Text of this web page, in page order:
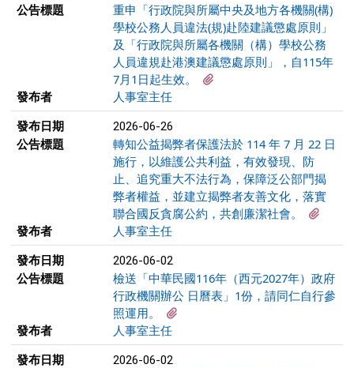
公告標題
重申「行政院與所屬中央及地方各機關(構)
學校公務人員違法(規)赴陸建議懲處原則」
及「行政院與所屬各機關（構）學校公務
人員違規赴港澳建議懲處原則」，自115年
7月1日起生效。
發布者
人事室主任
發布日期
2026-06-26
公告標題
轉知公益揭弊者保護法於 114 年 7 月 22 日
施行，以維護公共利益，有效發現、防
止、追究重大不法行為，保障泛公部門揭
弊者權益，並建立揭弊者友善文化，落實
聯合國反貪腐公約，共創廉潔社會。
發布者
人事室主任
發布日期
2026-06-02
公告標題
檢送「中華民國116年（西元2027年）政府
行政機關辦公 日曆表」1份，請同仁自行參
照運用。
發布者
人事室主任
發布日期
2026-06-02